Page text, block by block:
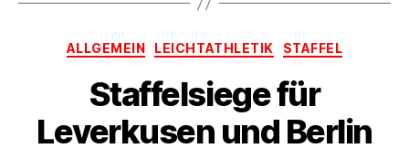
Kategorien
ALLGEMEIN LEICHTATHLETIK STAFFEL
Staffelsiege für
Leverkusen und Berlin